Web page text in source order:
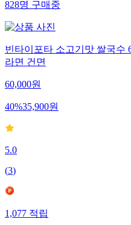
828명구매중
빈타이포타 소고기맛 쌀국수
라면 건면
60,000원
40%35,900원
5.0
(3)
1,077적립